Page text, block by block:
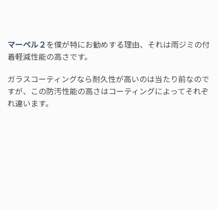
マーベル２ を僕が特にお勧めする理由、それは雨ジミの付
着軽減性能の高さです。
ガラスコーティングなら耐久性が高いのは当たり前なので
すが、この防汚性能の高さはコーティングによってそれぞ
れ違います。